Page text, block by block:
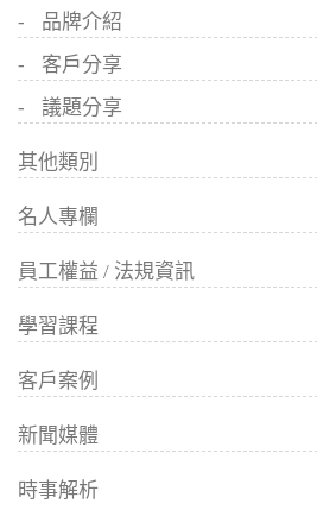
品牌介紹
客戶分享
議題分享
其他類別
名人專欄
員工權益 / 法規資訊
學習課程
客戶案例
新聞媒體
時事解析